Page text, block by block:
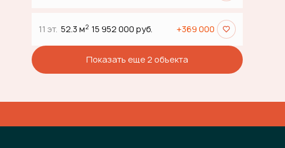
11 эт. 52.3 м2 15 952 000 руб. +369 000
Показать еще 2 объектa